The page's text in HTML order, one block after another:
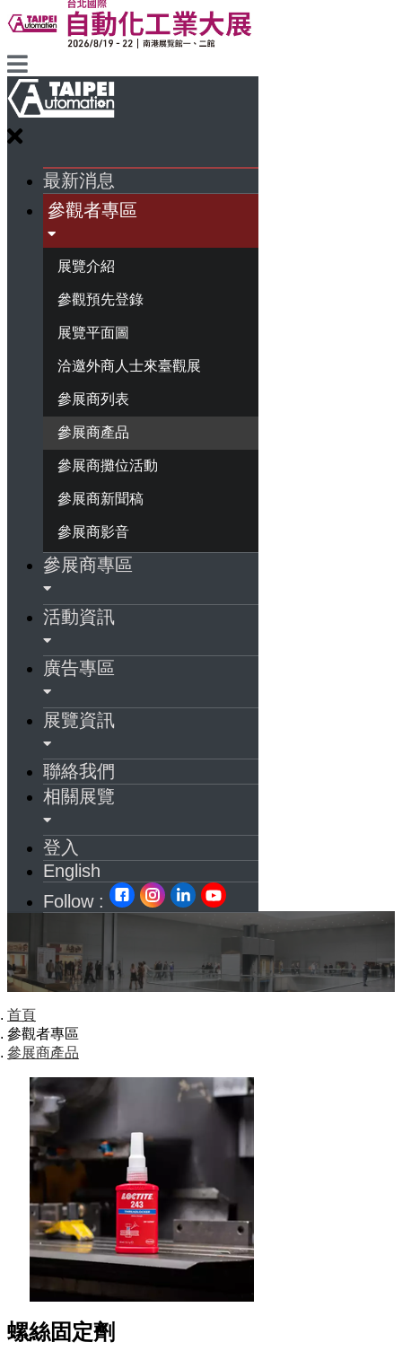
最新消息
參觀者專區
展覽介紹
參觀預先登錄
展覽平面圖
洽邀外商人士來臺觀展
參展商列表
參展商產品
參展商攤位活動
參展商新聞稿
參展商影音
參展商專區
活動資訊
廣告專區
展覽資訊
聯絡我們
相關展覽
登入
English
Follow :
首頁
參觀者專區
參展商產品
螺絲固定劑